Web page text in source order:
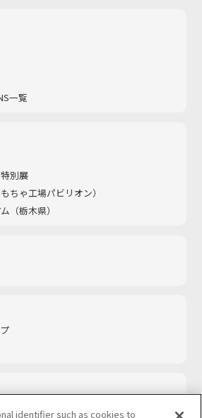
一覧
別展
ちゃ工場パビリオン）​
（栃木県）
identifier such as cookies to